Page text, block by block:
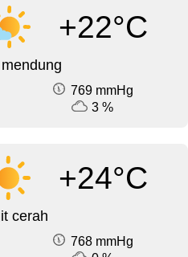
+22°C
769 mmHg
3 %
+24°C
cerah
768 mmHg